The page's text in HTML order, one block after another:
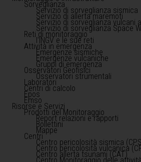
Sorveglianza
Servizio di sorveglianza sismica
Servizio di allerta maremoti
Servizio di sorveglianza vulcani
Servizio di sorveglianza Space
Reti di monitoraggio
l'INGV e le sue reti
Attività in emergenza
Emergenze sismiche
Emergenze vulcaniche
Gruppi di emergenza
Osservatori Geofisici
Osservatori strumentali
Laboratori
Centri di calcolo
Epos
Emso
Risorse e Servizi
Prodotti del Monitoraggio
Report relazioni e rapporti
Bollettini
Mappe
Centri
Centro pericolosità sismica
Centro pericolosità vulcanica
Centro allerta tsunami (CAT)
Centro Monitoraggio delle